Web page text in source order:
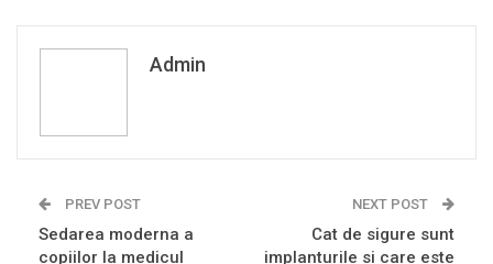
Admin
PREV POST
Sedarea moderna a
copiilor la medicul
NEXT POST
Cat de sigure sunt
implanturile si care este